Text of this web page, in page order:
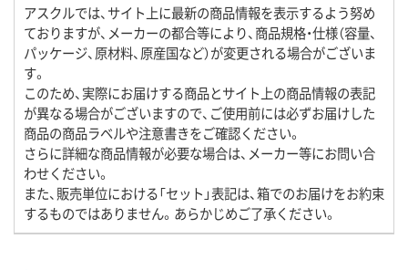
アスクルでは、サイト上に最新の商品情報を表示するよう努め
ておりますが、メーカーの都合等により、商品規格・仕様（容量、
パッケージ、原材料、原産国など）が変更される場合がございま
す。
このため、実際にお届けする商品とサイト上の商品情報の表記
が異なる場合がございますので、ご使用前には必ずお届けした
商品の商品ラベルや注意書きをご確認ください。
さらに詳細な商品情報が必要な場合は、メーカー等にお問い合
わせください。
また、販売単位における「セット」表記は、箱でのお届けをお約束
するものではありません。あらかじめご了承ください。